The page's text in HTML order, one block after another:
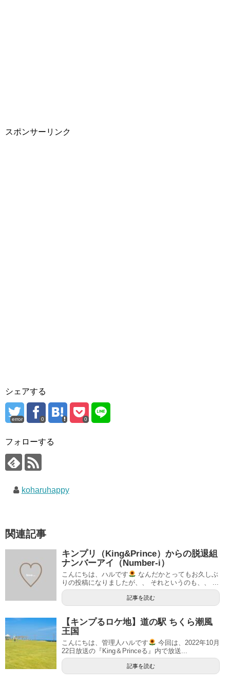
スポンサーリンク
シェアする
error 0 0
フォローする
koharuhappy
関連記事
キンプリ（King&Prince）からの脱退組
ナンバーアイ（Number-i）
こんにちは、ハルです
なんだかとってもお久しぶ
りの投稿になりましたが、、 それというのも、、 ...
記事を読む
【キンプるロケ地】道の駅 ちくら潮風
王国
こんにちは、管理人ハルです
今回は、2022年10月
22日放送の『King＆Princeる』内で放送...
記事を読む